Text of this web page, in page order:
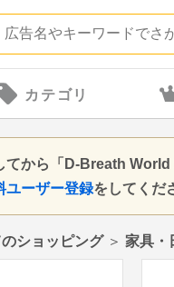
カテゴリ
てから「D-Breath World
ユーザー登録をしてくだ
ショッピング＞ 家具・